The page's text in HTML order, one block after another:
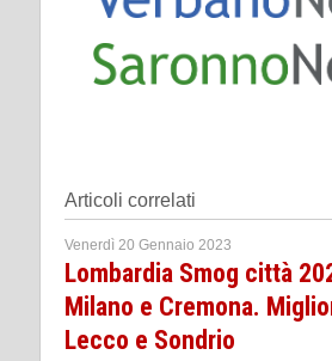
Articoli correlati
Venerdì 20 Gennaio 2023
Lombardia Smog città
Milano e Cremona.
Lecco e Sondrio